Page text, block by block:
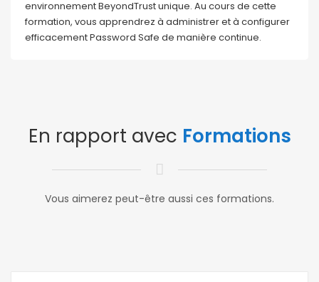
environnement BeyondTrust unique. Au cours de cette
formation, vous apprendrez à administrer et à configurer
efficacement Password Safe de manière continue.
En rapport avec Formations
Vous aimerez peut-être aussi ces formations.